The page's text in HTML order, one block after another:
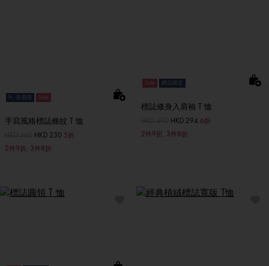
Ft. 張員瑛 Sale
手寫風格標誌條紋 T 恤
價格扣減從至HKD 230 5折
2件9折, 3件8折
Sale 網店限定
標誌修身入肩袖 T 恤
價格扣減從至HKD 294 6折
2件9折, 3件8折